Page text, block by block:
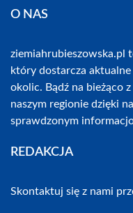
O NAS
ziemiahrubieszowska.pl
który dostarcza
okolic. Bądź na bieżąco
naszym regionie dzięki
sprawdzonym
REDAKCJA
Skontaktuj się z nami